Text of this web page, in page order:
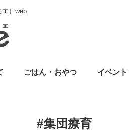
エ）web
ごはん・おやつ イベント
#集団療育